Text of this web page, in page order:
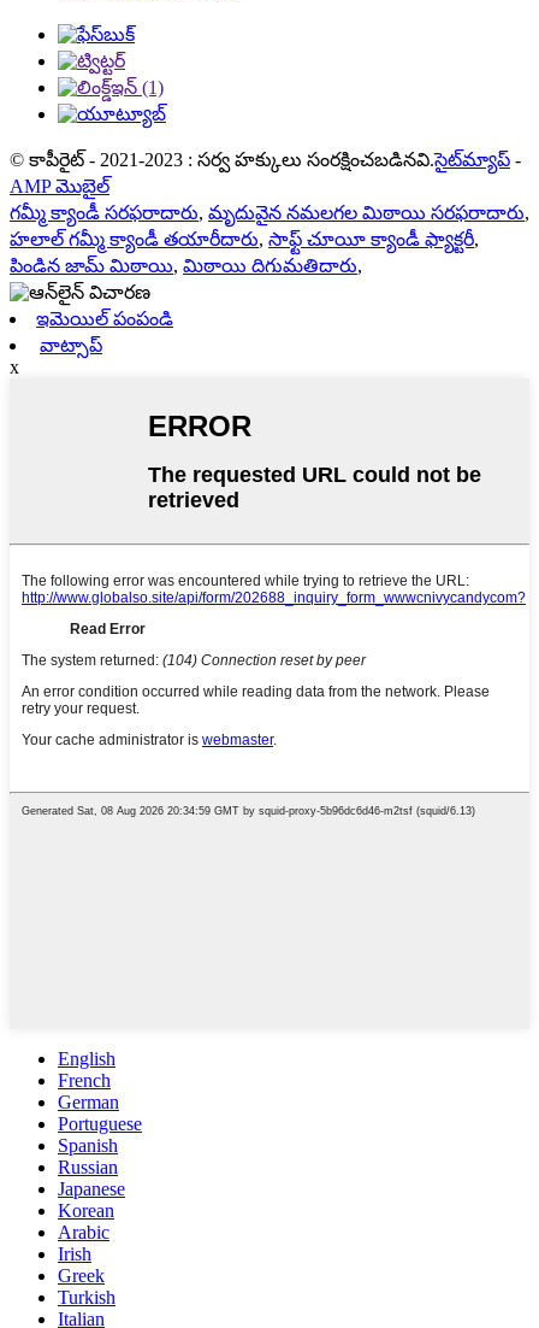
© కాపీరైట్ - 2021-2023 : సర్వ హక్కులు సంరక్షించబడినవి.సైట్‌మ్యాప్ -
AMP మొబైల్
గమ్మీ క్యాండీ సరఫరాదారు, మృదువైన నమలగల మిఠాయి సరఫరాదారు,
హలాల్ గమ్మీ క్యాండీ తయారీదారు, సాఫ్ట్ చూయీ క్యాండీ ఫ్యాక్టరీ,
పిండిన జామ్ మిఠాయి, మిఠాయి దిగుమతిదారు,
ఇమెయిల్ పంపండి
వాట్సాప్
x
English
French
German
Portuguese
Spanish
Russian
Japanese
Korean
Arabic
Irish
Greek
Turkish
Italian